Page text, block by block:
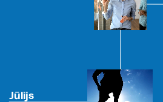
Jūlijs